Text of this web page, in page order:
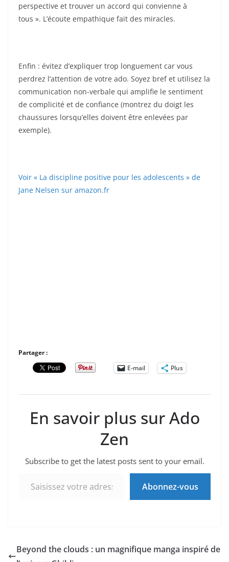
perspective et trouver un accord qui convienne à
tous ». L’écoute empathique fait des miracles.
Enfin : évitez d’expliquer trop longuement car vous
perdrez l’attention de votre ado. Soyez bref et utilisez la
communication non-verbale qui amplifie le sentiment
de complicité et de confiance (montrez du doigt les
chaussures lorsqu’elles doivent être enlevées par
exemple).
Voir « La discipline positive pour les adolescents » de
Jane Nelsen sur amazon.fr
Partager :
E-mail
Plus
En savoir plus sur Ado
Zen
Subscribe to get the latest posts sent to your email.
Abonnez-vous
Beyond the clouds : un magnifique manga inspiré de